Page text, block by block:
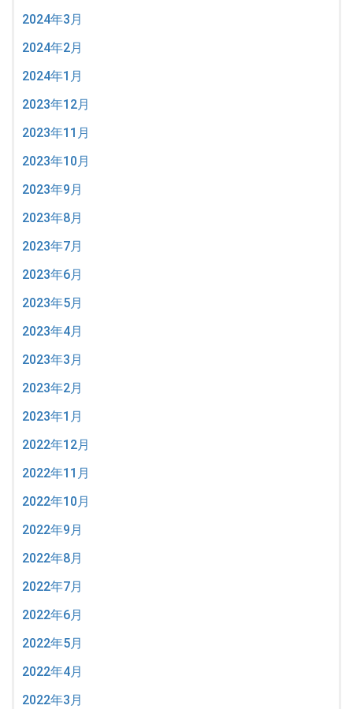
2024年3月
2024年2月
2024年1月
2023年12月
2023年11月
2023年10月
2023年9月
2023年8月
2023年7月
2023年6月
2023年5月
2023年4月
2023年3月
2023年2月
2023年1月
2022年12月
2022年11月
2022年10月
2022年9月
2022年8月
2022年7月
2022年6月
2022年5月
2022年4月
2022年3月